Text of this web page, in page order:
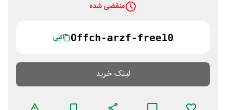
منقضی شده
Offch-arzf-free10 کپی
لینک خرید